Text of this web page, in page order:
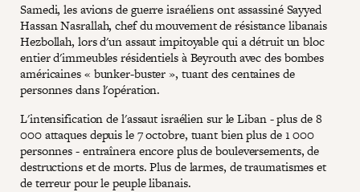
Samedi, les avions de guerre israéliens ont assassiné Sayyed
Hassan Nasrallah, chef du mouvement de résistance libanais
Hezbollah, lors d'un assaut impitoyable qui a détruit un bloc
entier d'immeubles résidentiels à Beyrouth avec des bombes
américaines « bunker-buster », tuant des centaines de
personnes dans l'opération.
L'intensification de l'assaut israélien sur le Liban - plus de 8
000 attaques depuis le 7 octobre, tuant bien plus de 1 000
personnes - entraînera encore plus de bouleversements, de
destructions et de morts. Plus de larmes, de traumatismes et
de terreur pour le peuple libanais.